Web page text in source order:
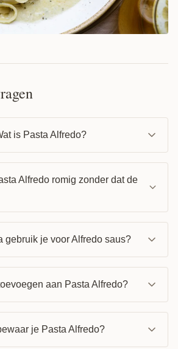
is Pasta Alfredo?
Alfredo romig zonder dat de
gebruik je voor Alfredo saus?
aan Pasta Alfredo?
je Pasta Alfredo?